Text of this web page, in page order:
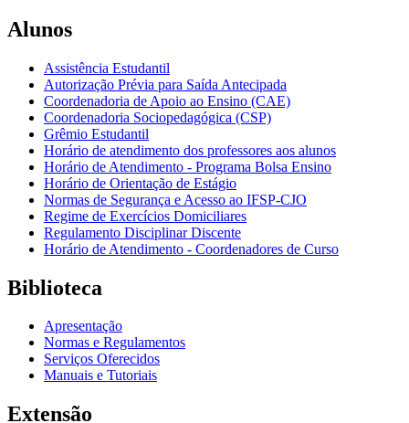
Alunos
Assistência Estudantil
Autorização Prévia para Saída Antecipada
Coordenadoria de Apoio ao Ensino (CAE)
Coordenadoria Sociopedagógica (CSP)
Grêmio Estudantil
Horário de atendimento dos professores aos alunos
Horário de Atendimento - Programa Bolsa Ensino
Horário de Orientação de Estágio
Normas de Segurança e Acesso ao IFSP-CJO
Regime de Exercícios Domiciliares
Regulamento Disciplinar Discente
Horário de Atendimento - Coordenadores de Curso
Biblioteca
Apresentação
Normas e Regulamentos
Serviços Oferecidos
Manuais e Tutoriais
Extensão